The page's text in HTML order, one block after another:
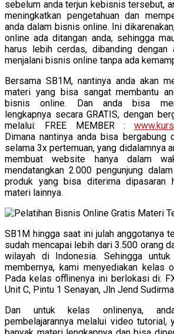
sebelum anda terjun kebisnis tersebut,
meningkatkan pengetahuan dan
anda dalam bisnis online. Ini
online ada ditangan anda, sehingga
harus lebih cerdas, dibanding dengan
menjalani bisnis online tanpa ada
Bersama SB1M, nantinya anda akan
materi yang bisa sangat membantu
bisnis online. Dan anda bisa
lengkapnya secara GRATIS, dengan
melalui: FREE MEMBER :
Dimana nantinya anda bisa bergabung
selama 3x pertemuan, yang didalamnya
membuat website hanya dalam
mendatangkan 2.000 pengunjung
produk yang bisa diterima dipasaran
materi lainnya.
SB1M hingga saat ini julah anggotanya
sudah mencapai lebih dari 3.500 orang
wilayah di Indonesia. Sehingga untuk
membernya, kami menyediakan kelas
Pada kelas offlinenya ini berlokasi di:
Unit C, Pintu 1 Senayan, Jln Jend
Dan untuk kelas onlinenya,
pembelajarannya melalui video tutorial,